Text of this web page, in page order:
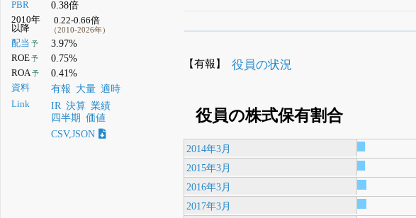
PBR 0.38倍
2010年
以降
0.22-0.66倍
（2010-2026年）
配当 予 3.97%
ROE予 0.75%
ROA 予 0.41%
資料 有報 大量 適時
Link IR 決算 業績
四半期 価値
CSV,JSON
無料でβ版をはじめる
【有報】 役員の状況
役員の株式保有割合
2014年3月
2015年3月
2016年3月
2017年3月